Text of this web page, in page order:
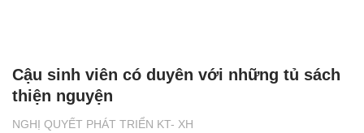
NGHỊ QUYẾT PHÁT TRIỂN KT- XH
Cậu sinh viên có duyên với những tủ sách
thiện nguyện